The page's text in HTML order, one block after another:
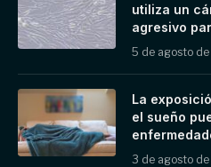
utiliza un
agresivo
5 de agosto
La
el sueño
3 de agosto